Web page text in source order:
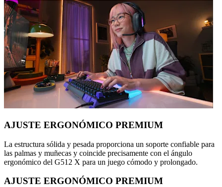
AJUSTE ERGONÓMICO PREMIUM
La estructura sólida y pesada proporciona un soporte confiable para
las palmas y muñecas y coincide precisamente con el ángulo
ergonómico del G512 X para un juego cómodo y prolongado.
AJUSTE ERGONÓMICO PREMIUM